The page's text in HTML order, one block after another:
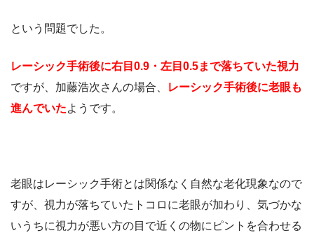
という問題でした。
レーシック手術後に右目0.9・左目0.5まで落ちていた視力
ですが、加藤浩次さんの場合、
レーシック手術後に老眼も
進んでいたようです。
老眼はレーシック手術とは関係なく自然な老化現象なので
すが、視力が落ちていたトコロに老眼が加わり、気づかな
いうちに視力が悪い方の目で近くの物にピントを合わせる